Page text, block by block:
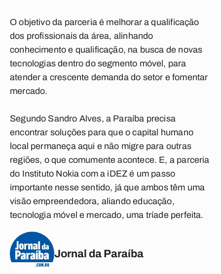
O objetivo da parceria é melhorar a qualificação
dos profissionais da área, alinhando
conhecimento e qualificação, na busca de novas
tecnologias dentro do segmento móvel, para
atender a crescente demanda do setor e fomentar
mercado.
Segundo Sandro Alves, a Paraíba precisa
encontrar soluções para que o capital humano
local permaneça aqui e não migre para outras
regiões, o que comumente acontece. E, a parceria
do Instituto Nokia com a iDEZ é um passo
importante nesse sentido, já que ambos têm uma
visão empreendedora, aliando educação,
tecnologia móvel e mercado, uma tríade perfeita.
Jornal da Paraíba